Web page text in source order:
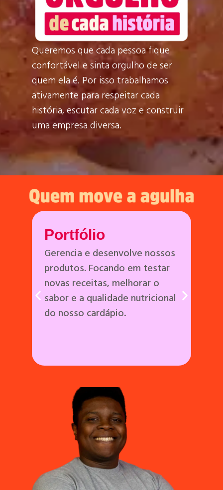
Queremos que cada pessoa fique
confortável e sinta orgulho de ser
quem ela é. Por isso trabalhamos
ativamente para respeitar cada
história, escutar cada voz e construir
uma empresa diversa.
Portfólio
Gerencia e desenvolve nossos
produtos. Focando em testar
novas receitas, melhorar o
sabor e a qualidade nutricional
do nosso cardápio.